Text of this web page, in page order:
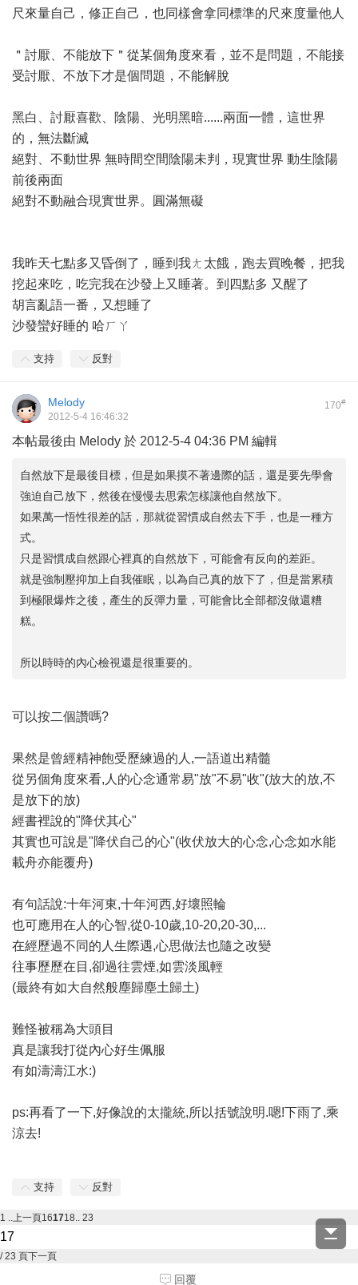
尺來量自己，修正自己，也同樣會拿同標準的尺來度量他人
＂討厭、不能放下＂從某個角度來看，並不是問題，不能接
受討厭、不放下才是個問題，不能解脫
黑白、討厭喜歡、陰陽、光明黑暗......兩面一體，這世界
的，無法斷滅
絕對、不動世界 無時間空間陰陽未判，現實世界 動生陰陽
前後兩面
絕對不動融合現實世界。圓滿無礙
我昨天七點多又昏倒了，睡到我ㄤ太餓，跑去買晚餐，把我
挖起來吃，吃完我在沙發上又睡著。到四點多 又醒了
胡言亂語一番，又想睡了
沙發蠻好睡的 哈ㄏㄚ
支持 反對
170#
Melody
2012-5-4 16:46:32
本帖最後由 Melody 於 2012-5-4 04:36 PM 編輯
自然放下是最後目標，但是如果摸不著邊際的話，還是要先學會
強迫自己放下，然後在慢慢去思索怎樣讓他自然放下。
如果萬一悟性很差的話，那就從習慣成自然去下手，也是一種方
式。
只是習慣成自然跟心裡真的自然放下，可能會有反向的差距。
就是強制壓抑加上自我催眠，以為自己真的放下了，但是當累積
到極限爆炸之後，產生的反彈力量，可能會比全部都沒做還糟
糕。
所以時時的內心檢視還是很重要的。
可以按二個讚嗎?
果然是曾經精神飽受歷練過的人,一語道出精髓
從另個角度來看,人的心念通常易"放"不易"收"(放大的放,不
是放下的放)
經書裡說的"降伏其心"
其實也可說是"降伏自己的心"(收伏放大的心念,心念如水能
載舟亦能覆舟)
有句話說:十年河東,十年河西,好壞照輪
也可應用在人的心智,從0-10歲,10-20,20-30,...
在經歷過不同的人生際遇,心思做法也隨之改變
往事歷歷在目,卻過往雲煙,如雲淡風輕
(最終有如大自然般塵歸塵土歸土)
難怪被稱為大頭目
真是讓我打從內心好生佩服
有如濤濤江水:)
ps:再看了一下,好像說的太攏統,所以括號說明.嗯!下雨了,乘
涼去!
支持 反對
1 ..上一頁161718.. 23
/ 23 頁下一頁
回覆